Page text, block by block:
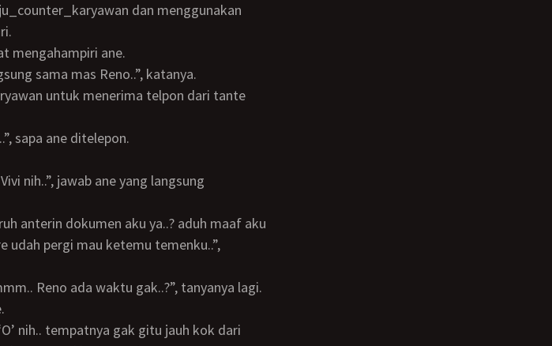
mengahampiri ane.
sama mas Reno..”, katanya.
sapa ane ditelepon.
udah pergi mau ketemu temenku..”,
Reno ada waktu gak..?”, tanyanya lagi.